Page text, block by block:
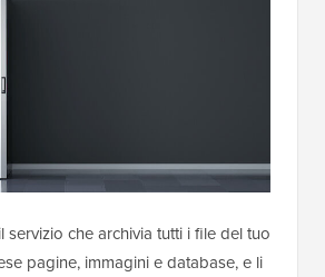
servizio che archivia tutti i file del tuo
pagine, immagini e database, e li